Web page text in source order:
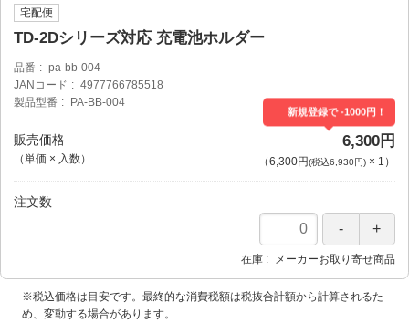
宅配便
TD-2Dシリーズ対応 充電池ホルダー
品番
pa-bb-004
JANコード
4977766785518
製品型番
PA-BB-004
販売価格
（単価 × 入数）
新規登録で -1000円！
6,300円
（6,300円(税込6,930円)× 1 ）
注文数
在庫 メーカーお取り寄せ商品
※税込価格は目安です。最終的な消費税額は税抜合計額から計算されるた
め、変動する場合があります。